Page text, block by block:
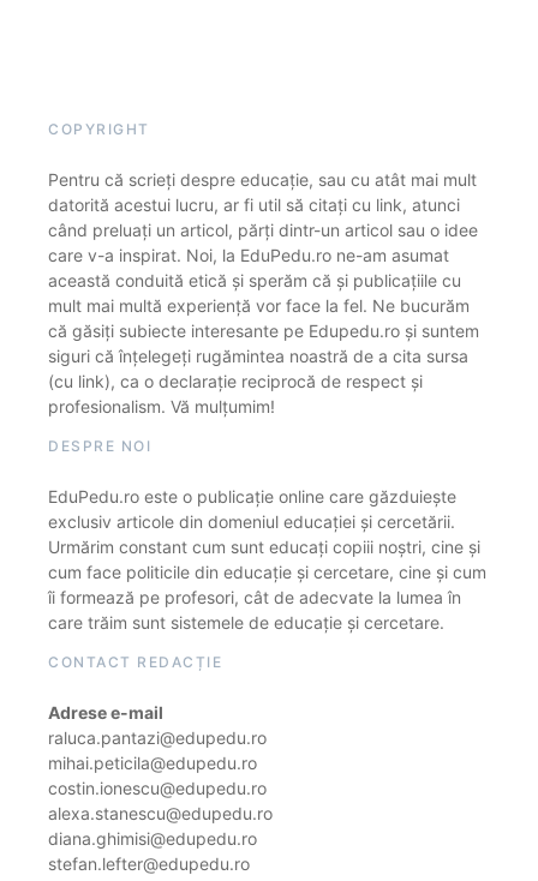
COPYRIGHT
Pentru că scrieți despre educație, sau cu atât mai mult
datorită acestui lucru, ar fi util să citați cu link, atunci
când preluați un articol, părți dintr-un articol sau o idee
care v-a inspirat. Noi, la EduPedu.ro ne-am asumat
această conduită etică și sperăm că și publicațiile cu
mult mai multă experiență vor face la fel. Ne bucurăm
că găsiți subiecte interesante pe Edupedu.ro și suntem
siguri că înțelegeți rugămintea noastră de a cita sursa
(cu link), ca o declarație reciprocă de respect și
profesionalism. Vă mulțumim!
DESPRE NOI
EduPedu.ro este o publicație online care găzduiește
exclusiv articole din domeniul educației și cercetării.
Urmărim constant cum sunt educați copiii noștri, cine și
cum face politicile din educație și cercetare, cine și cum
îi formează pe profesori, cât de adecvate la lumea în
care trăim sunt sistemele de educație și cercetare.
CONTACT REDACȚIE
Adrese e-mail
raluca.pantazi@edupedu.ro
mihai.peticila@edupedu.ro
costin.ionescu@edupedu.ro
alexa.stanescu@edupedu.ro
diana.ghimisi@edupedu.ro
stefan.lefter@edupedu.ro